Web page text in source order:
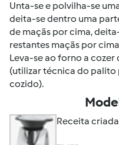
Unta-se e polvilha-se
deita-se dentro uma
de maçãs por cima,
restantes maçãs por
Leva-se ao forno a
(utilizar técnica do palito
cozido).
Receita